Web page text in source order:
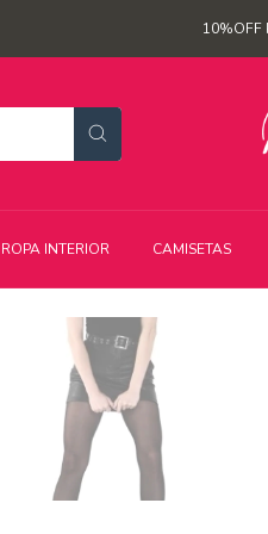
10%OFF POR
ROPA INTERIOR CAMISETAS